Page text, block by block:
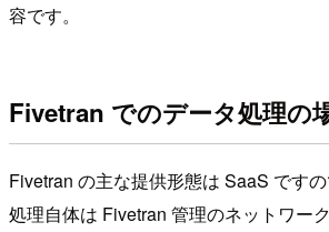
容です。
Fivetran でのデータ処理の
Fivetran の主な提供形態は SaaS です
処理自体は Fivetran 管理のネットワー